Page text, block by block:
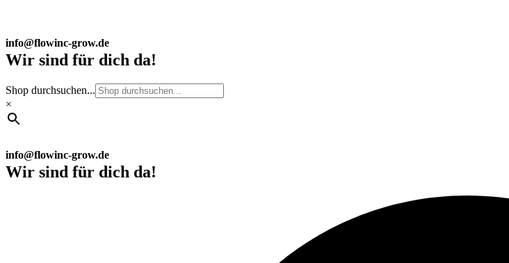
info@flowinc-grow.de
Wir sind für dich da!
Shop durchsuchen...
×
info@flowinc-grow.de
Wir sind für dich da!